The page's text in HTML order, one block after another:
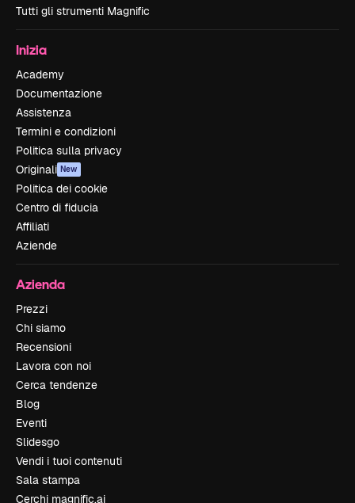
Tutti gli strumenti Magnific
Inizia
Academy
Documentazione
Assistenza
Termini e condizioni
Politica sulla privacy
Originali New
Politica dei cookie
Centro di fiducia
Affiliati
Aziende
Azienda
Prezzi
Chi siamo
Recensioni
Lavora con noi
Cerca tendenze
Blog
Eventi
Slidesgo
Vendi i tuoi contenuti
Sala stampa
Cerchi magnific.ai